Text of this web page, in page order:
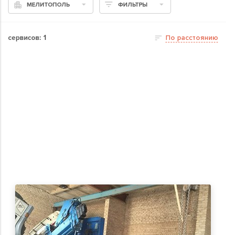
МЕЛИТОПОЛЬ ФИЛЬТРЫ
сервисов: 1 По расстоянию